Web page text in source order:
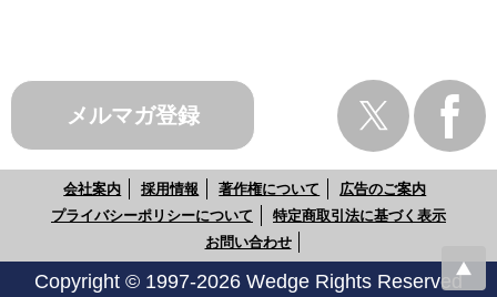
メルマガ登録
会社案内 採用情報 著作権について
広告のご案内
プライバシーポリシーについて
特定商取引法に基づく表示
お問い合わせ
Copyright © 1997-2026 Wedge Rights Reserved